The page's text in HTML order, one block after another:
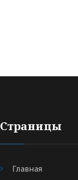
Страницы
Главная